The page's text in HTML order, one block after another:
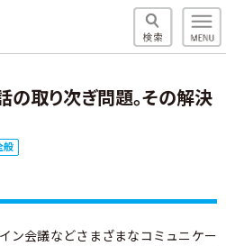
の取り次ぎ問題。その解決
般
ン会議などさまざまなコミュニケー